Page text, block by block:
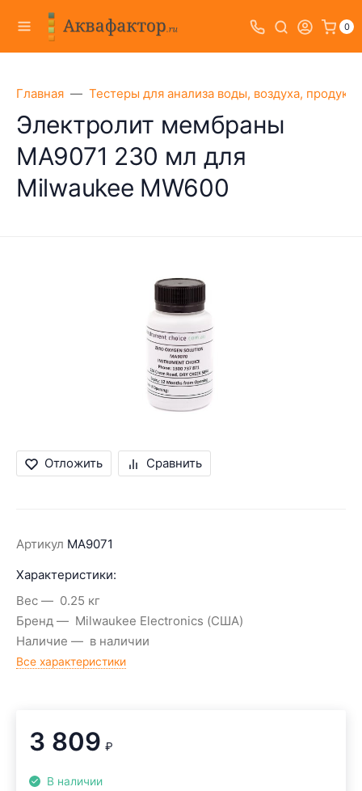
0
Главная Тестеры для анализа воды, воздуха,
Электролит мембраны
MA9071 230 мл для
Milwaukee MW600
Отложить Сравнить
Артикул MA9071
Характеристики:
Вес
0.25 кг
Бренд
Milwaukee Electronics (США)
Наличие
в наличии
Все характеристики
3 809 ₽
В наличии